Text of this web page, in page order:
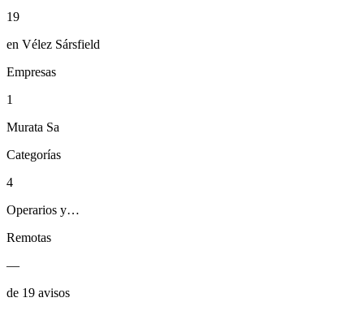
19
en Vélez Sársfield
Empresas
1
Murata Sa
Categorías
4
Operarios y…
Remotas
—
de 19 avisos